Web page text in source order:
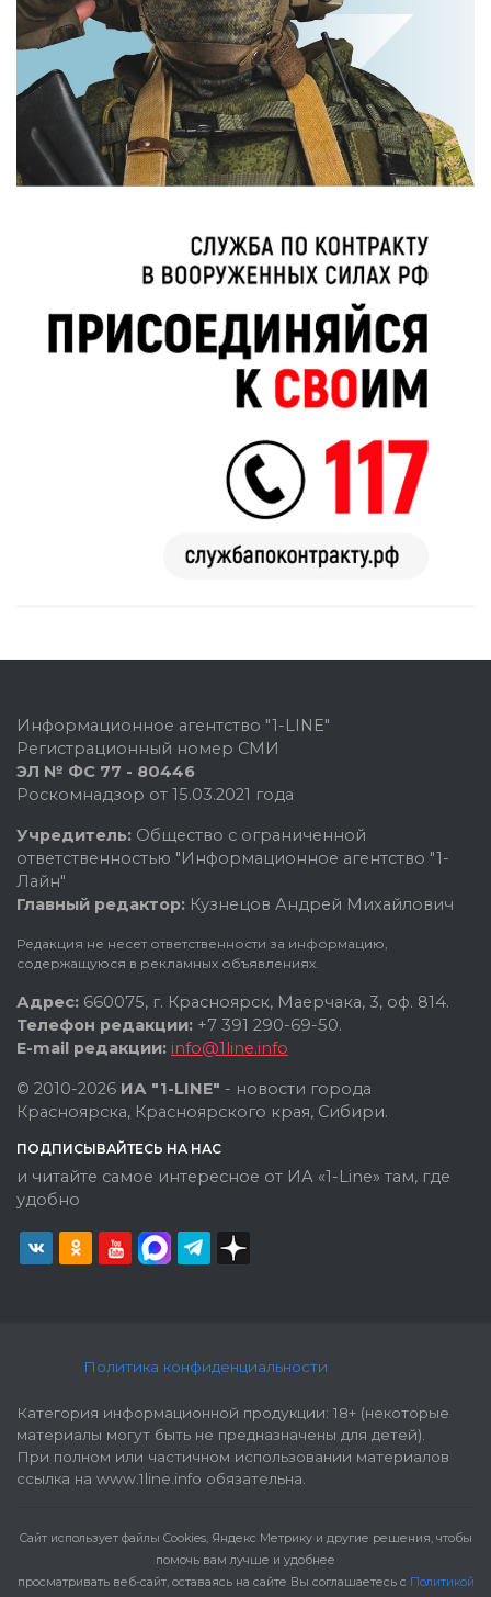
Информационное агентство "1-LINE"
Регистрационный номер СМИ
ЭЛ № ФС 77 - 80446
Роскомнадзор от 15.03.2021 года
Учредитель: Общество с ограниченной
ответственностью "Информационное агентство "1-
Лайн"
Главный редактор: Кузнецов Андрей Михайлович
Редакция не несет ответственности за информацию,
содержащуюся в рекламных объявлениях.
Адрес: 660075, г. Красноярск, Маерчака, 3, оф. 814.
Телефон редакции: +7 391 290-69-50.
E-mail редакции: info@1line.info
© 2010-2026 ИА "1-LINE" - новости города
Красноярска, Красноярского края, Сибири.
ПОДПИСЫВАЙТЕСЬ НА НАС
и читайте самое интересное от ИА «1-Line» там, где
удобно
Политика конфиденциальности
Категория информационной продукции: 18+ (некоторые
материалы могут быть не предназначены для детей).
При полном или частичном использовании материалов
ссылка на www.1line.info обязательна.
Cайт использует файлы Cookies, Яндекс Метрику и другие решения, чтобы
помочь вам лучше и удобнее
просматривать веб-сайт, оставаясь на сайте Вы соглашаетесь с Политикой